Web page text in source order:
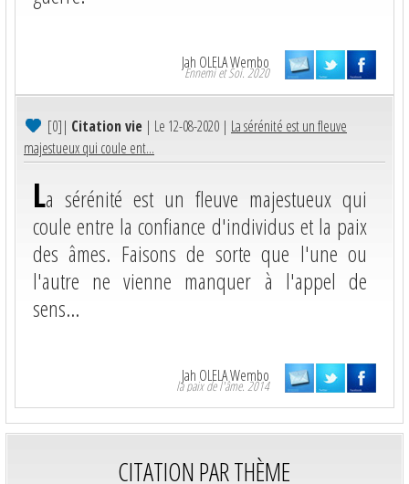
Jah OLELA Wembo
Ennemi et Soi. 2020
[0]| Citation vie | Le 12-08-2020 | La sérénité est un fleuve
majestueux qui coule ent...
La sérénité est un fleuve majestueux qui
coule entre la confiance d'individus et la paix
des âmes. Faisons de sorte que l'une ou
l'autre ne vienne manquer à l'appel de
sens...
Jah OLELA Wembo
la paix de l'âme. 2014
CITATION PAR THÈME